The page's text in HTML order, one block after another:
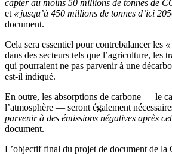
capter au moins 50 millions de tonnes de
et « jusqu’à 450 millions de tonnes d’ici
document.
Cela sera essentiel pour contrebalancer les
dans des secteurs tels que l’agriculture, les
qui pourraient ne pas parvenir à une
est-il indiqué.
En outre, les absorptions de carbone — le
l’atmosphère — seront également
parvenir à des émissions négatives après
document.
L’objectif final du projet de document de la